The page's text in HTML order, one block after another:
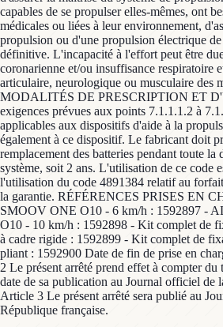
capables de se propulser elles-mêmes, ont
médicales ou liées à leur environnement,
propulsion ou d'une propulsion électrique
définitive. L'incapacité à l'effort peut être
coronarienne et/ou insuffisance respiratoire
articulaire, neurologique ou musculaire des
MODALITÉS DE PRESCRIPTION ET
exigences prévues aux points 7.1.1.1.2 à
applicables aux dispositifs d'aide à la
également à ce dispositif. Le fabricant doit
remplacement des batteries pendant toute la
système, soit 2 ans. L'utilisation de ce code
l'utilisation du code 4891384 relatif au
la garantie. RÉFÉRENCES PRISES EN
SMOOV ONE O10 - 6 km/h : 1592897 -
O10 - 10 km/h : 1592898 - Kit complet de
à cadre rigide : 1592899 - Kit complet de
pliant : 1592900 Date de fin de prise en
2 Le présent arrêté prend effet à compter
date de sa publication au Journal officiel de
Article 3 Le présent arrêté sera publié au
République française.